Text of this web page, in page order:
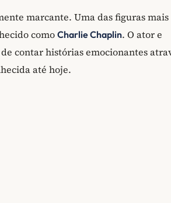
marcante. Uma das figuras mais
como Charlie Chaplin. O ator e
contar histórias emocionantes
até hoje.